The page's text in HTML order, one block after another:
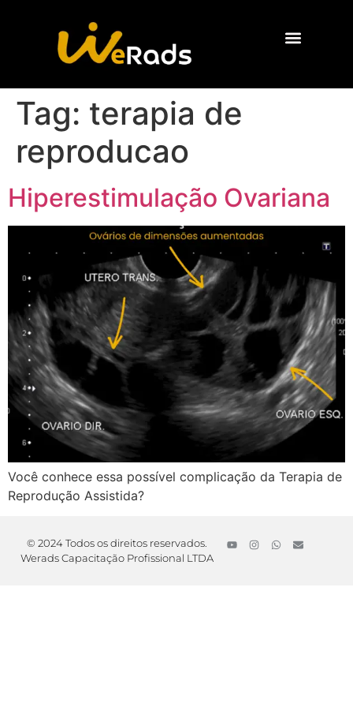
Tag: terapia de
reproducao
Hiperestimulação Ovariana
Você conhece essa possível complicação da Terapia de
Reprodução Assistida?
© 2024 Todos os direitos reservados.
Werads Capacitação Profissional LTDA